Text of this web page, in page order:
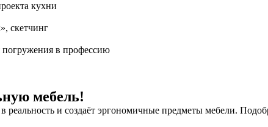
кухни
скетчинг
в профессию
мебель!
и создаёт эргономичные предметы мебели.